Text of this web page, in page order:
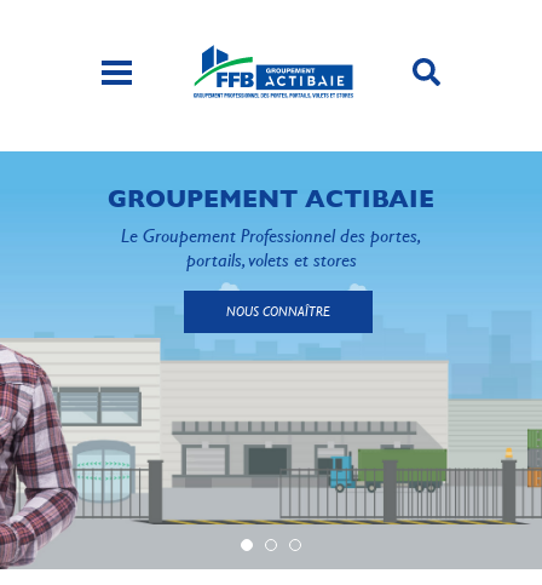
GROUPEMENT ACTIBAIE
Le Groupement Professionnel des portes,
portails, volets et stores
NOUS CONNAÎTRE